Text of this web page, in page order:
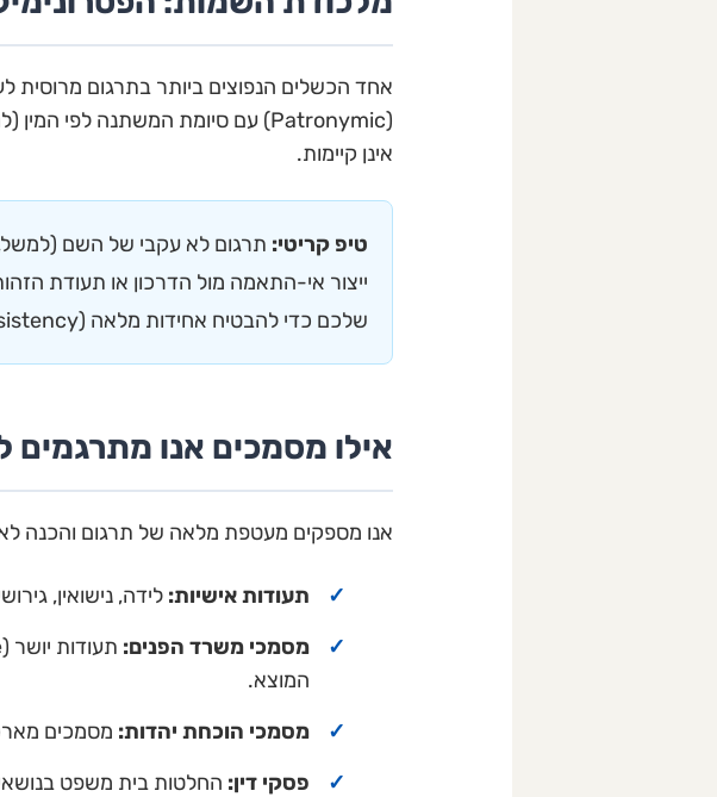
אחד הכשלים הנפוצים ביותר בתרגום
אינן קיימות.
טיפ קריטי: תרגום לא עקבי של השם
ייצור אי-התאמה מול הדרכון או תעודת
שלכם כדי להבטיח אחידות מלאה (Transliteration Consistency).
אילו מסמכים אנו מתרגמים
אנו מספקים מעטפת מלאה של תרגום והכנה
תעודות אישיות: לידה, נישואין,
מסמכי משרד הפנים:
המוצא.
מסמכי הוכחת יהדות: מסמכים
פסקי דין: החלטות בית משפט